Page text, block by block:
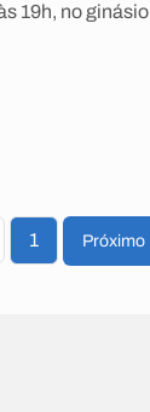
19h, no
1 Próximo